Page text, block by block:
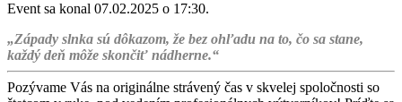
Event sa konal 07.02.2025 o 17:30.
„Západy slnka sú dôkazom, že bez ohľadu na to, čo sa stane,
každý deň môže skončiť nádherne.“
Pozývame Vás na originálne strávený čas v skvelej spoločnosti so